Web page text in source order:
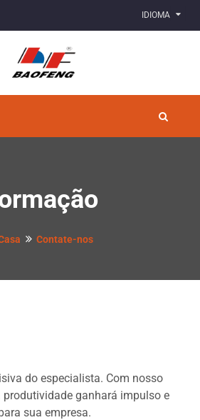
IDIOMA
Contate-nos
do especialista. Com nosso
produtividade ganhará impulso e
sua empresa.